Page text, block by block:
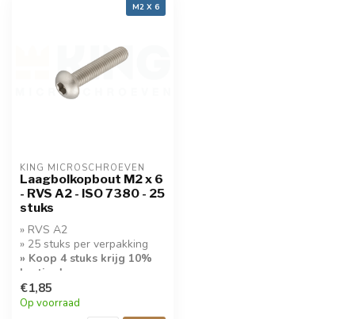
M2 X 6
KING MICROSCHROEVEN
Laagbolkopbout M2 x 6
- RVS A2 - ISO 7380 - 25
stuks
» RVS A2
» 25 stuks per verpakking
» Koop 4 stuks krijg 10%
korting!
€1,85
Op voorraad